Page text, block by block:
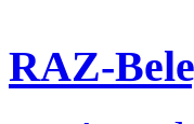
RAZ-